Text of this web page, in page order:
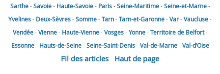
Sarthe-Savoie- Haute-Savoie- Paris-Seine-Maritime-Seine-et-Marne-
Yvelines- Deux-Sèvres-Somme-Tarn-Tarn-et-Garonne-Var-Vaucluse-
Vendée-Vienne- Haute-Vienne-Vosges-Yonne-Territoire de Belfort-
Essonne- Hauts-de-Seine-Seine-Saint-Denis-Val-de-Marne-Val-d’Oise
Fil des articles Haut de page